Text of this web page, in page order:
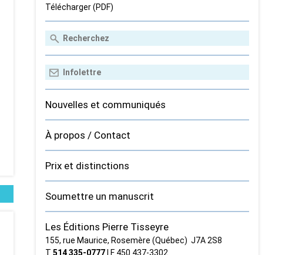
Télécharger (PDF)
Nouvelles et communiqués
À propos / Contact
Prix et distinctions
Soumettre un manuscrit
Les Éditions Pierre Tisseyre
155, rue Maurice, Rosemère (Québec) J7A 2S8
T 514 335‑0777| F 450 437‑3302